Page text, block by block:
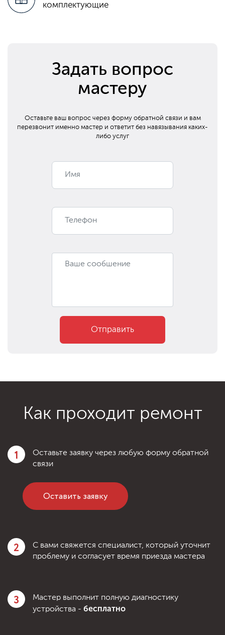
комплектующие
Задать вопрос
мастеру
Оставьте ваш вопрос через форму обратной связи и вам
перезвонит именно мастер и ответит без навязывания каких-
либо услуг
Отправить
Как проходит ремонт
1
Оставьте заявку через любую форму обратной
связи
Оставить заявку
2
С вами свяжется специалист, который уточнит
проблему и согласует время приезда мастера
3
Мастер выполнит полную диагностику
устройства - бесплатно